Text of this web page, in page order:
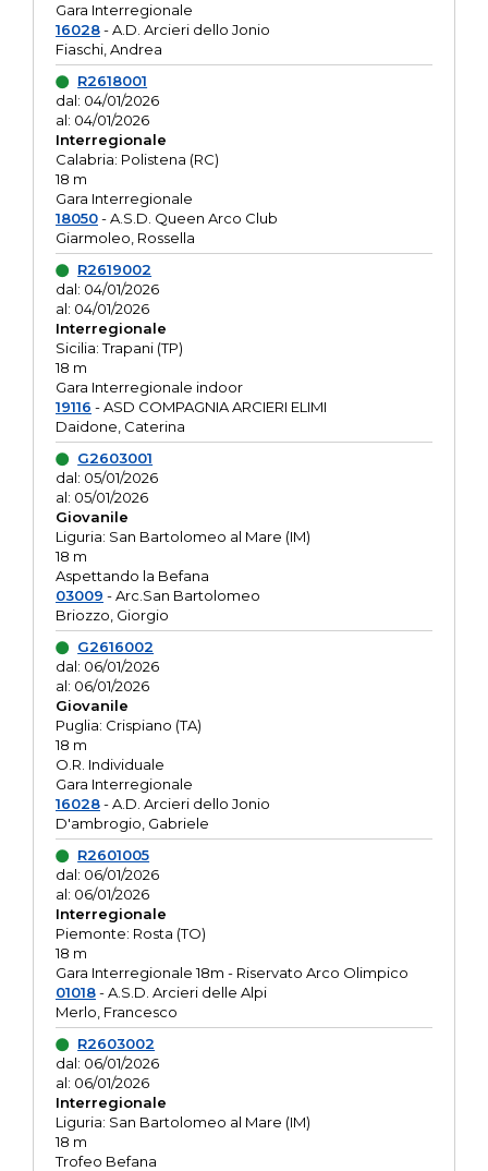
Gara Interregionale
16028- A.D. Arcieri dello Jonio
Fiaschi, Andrea
R2618001
dal: 04/01/2026
al: 04/01/2026
Interregionale
Calabria: Polistena (RC)
18 m
Gara Interregionale
18050- A.S.D. Queen Arco Club
Giarmoleo, Rossella
R2619002
dal: 04/01/2026
al: 04/01/2026
Interregionale
Sicilia: Trapani (TP)
18 m
Gara Interregionale indoor
19116 - ASD COMPAGNIA ARCIERI ELIMI
Daidone, Caterina
G2603001
dal: 05/01/2026
al: 05/01/2026
Giovanile
Liguria: San Bartolomeo al Mare (IM)
18 m
Aspettando la Befana
03009 - Arc.San Bartolomeo
Briozzo, Giorgio
G2616002
dal: 06/01/2026
al: 06/01/2026
Giovanile
Puglia: Crispiano (TA)
18 m
O.R. Individuale
Gara Interregionale
16028- A.D. Arcieri dello Jonio
D'ambrogio, Gabriele
R2601005
dal: 06/01/2026
al: 06/01/2026
Interregionale
Piemonte: Rosta (TO)
18 m
Gara Interregionale 18m - Riservato Arco Olimpico
01018- A.S.D. Arcieri delle Alpi
Merlo, Francesco
R2603002
dal: 06/01/2026
al: 06/01/2026
Interregionale
Liguria: San Bartolomeo al Mare (IM)
18 m
Trofeo Befana